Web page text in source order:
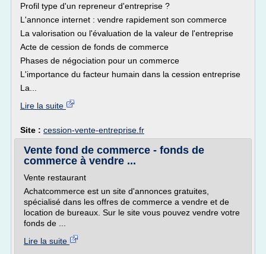
Profil type d'un repreneur d'entreprise ?
L'annonce internet : vendre rapidement son commerce
La valorisation ou l'évaluation de la valeur de l'entreprise
Acte de cession de fonds de commerce
Phases de négociation pour un commerce
L'importance du facteur humain dans la cession entreprise
La...
Lire la suite
Site : cession-vente-entreprise.fr
Vente fond de commerce - fonds de
commerce à vendre ...
Vente restaurant
Achatcommerce est un site d'annonces gratuites,
spécialisé dans les offres de commerce a vendre et de
location de bureaux. Sur le site vous pouvez vendre votre
fonds de ...
Lire la suite